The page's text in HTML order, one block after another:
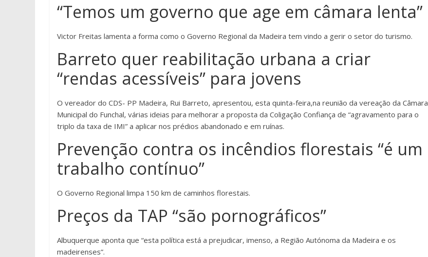
“Temos um governo que age em câmara lenta”
Victor Freitas lamenta a forma como o Governo Regional da Madeira tem vindo a gerir o setor do turismo.
Barreto quer reabilitação urbana a criar
“rendas acessíveis” para jovens
O vereador do CDS- PP Madeira, Rui Barreto, apresentou, esta quinta-feira,na reunião da vereação da Câmara
Municipal do Funchal, várias ideias para melhorar a proposta da Coligação Confiança de “agravamento para o
triplo da taxa de IMI” a aplicar nos prédios abandonado e em ruínas.
Prevenção contra os incêndios florestais “é um
trabalho contínuo”
O Governo Regional limpa 150 km de caminhos florestais.
Preços da TAP “são pornográficos”
Albuquerque aponta que “esta política está a prejudicar, imenso, a Região Autónoma da Madeira e os
madeirenses”.